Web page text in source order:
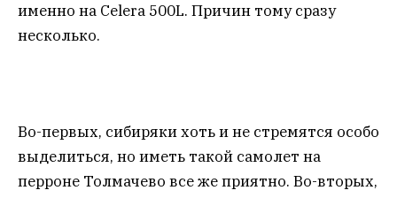
именно на Celera 500L. Причин тому сразу
несколько.
Во-первых, сибиряки хоть и не стремятся особо
выделиться, но иметь такой самолет на
перроне Толмачево все же приятно. Во-вторых,